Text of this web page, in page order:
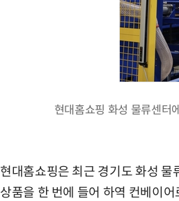
현대홈쇼핑 화성 물류센터
현대홈쇼핑은 최근 경기도 화성
상품을 한 번에 들어 하역 컨베이